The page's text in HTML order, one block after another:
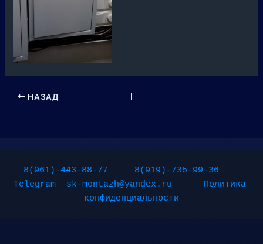
НАЗАД
8(961)-443-88-77
8(919)-735-99-36
Telegram
sk-montazh@yandex.ru
Политика
конфиденциальности